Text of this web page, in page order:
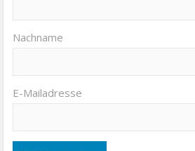
Nachname
E-Mailadresse